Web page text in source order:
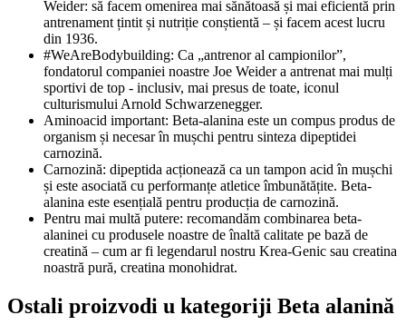
Weider: să facem omenirea mai sănătoasă și mai eficientă prin
antrenament țintit și nutriție conștientă – și facem acest lucru
din 1936.
#WeAreBodybuilding: Ca „antrenor al campionilor”,
fondatorul companiei noastre Joe Weider a antrenat mai mulți
sportivi de top - inclusiv, mai presus de toate, iconul
culturismului Arnold Schwarzenegger.
Aminoacid important: Beta-alanina este un compus produs de
organism și necesar în mușchi pentru sinteza dipeptidei
carnozină.
Carnozină: dipeptida acționează ca un tampon acid în mușchi
și este asociată cu performanțe atletice îmbunătățite. Beta-
alanina este esențială pentru producția de carnozină.
Pentru mai multă putere: recomandăm combinarea beta-
alaninei cu produsele noastre de înaltă calitate pe bază de
creatină – cum ar fi legendarul nostru Krea-Genic sau creatina
noastră pură, creatina monohidrat.
Ostali proizvodi u kategoriji Beta alanină